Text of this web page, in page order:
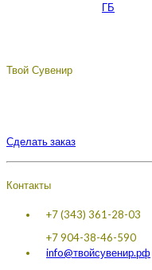
ГБ
Твой Сувенир
Сделать заказ
Контакты
+7 (343) 361-28-03
+7 904-38-46-590
info@твойсувенир.рф